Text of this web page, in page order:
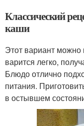
Классический
каши
Этот вариант
варится легко,
Блюдо отлично
питания.
в остывшем